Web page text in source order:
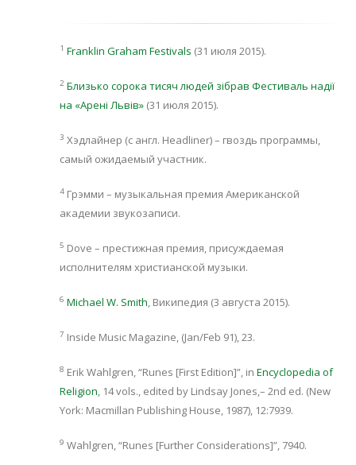
1 Franklin Graham Festivals (31 июля 2015).
2 Близько сорока тисяч людей зібрав Фестиваль надії
на «Арені Львів» (31 июля 2015).
3 Хэдлайнер (с англ. Headliner) – гвоздь программы,
самый ожидаемый участник.
4 Грэмми – музыкальная премия Американской
академии звукозаписи.
5 Dove – престижная премия, присуждаемая
исполнителям христианской музыки.
6 Michael W. Smith , Википедия (3 августа 2015).
7 Inside Music Magazine, (Jan/Feb 91), 23.
8 Erik Wahlgren, “Runes [First Edition]”, in Encyclopedia of
Religion , 14 vols., edited by Lindsay Jones,– 2nd ed. (New
York: Macmillan Publishing House, 1987), 12:7939.
9 Wahlgren, “Runes [Further Considerations]”, 7940.